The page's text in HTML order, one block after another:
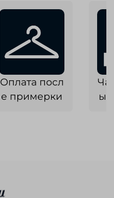
Оплата посл
е примерки